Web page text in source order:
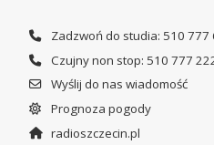
Zadzwoń do studia: 510 777
Czujny non stop: 510 777
Wyślij do nas wiadomość
Prognoza pogody
radioszczecin.pl